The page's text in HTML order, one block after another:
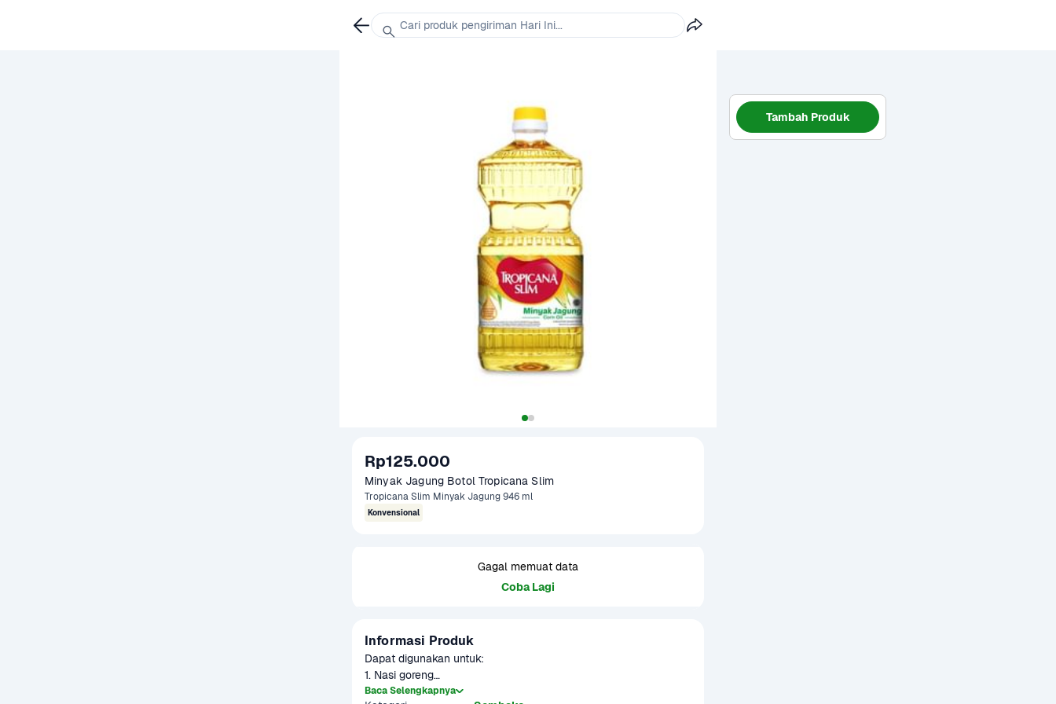
Rp125.000
Minyak Jagung Botol Tropicana Slim
Tropicana Slim Minyak Jagung 946 ml
Konvensional
Gagal memuat data
Coba Lagi
Informasi Produk
Dapat digunakan untuk:
1. Nasi goreng
2. Dressing pasta atau spaghetti
Baca Selengkapnya
Tambah Produk
Cari produk pengiriman Hari Ini...